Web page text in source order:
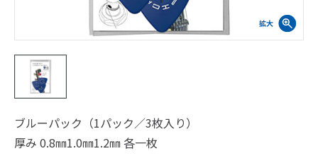
ブルーパック（1パック／3枚入り）
厚み 0.8㎜1.0㎜1.2㎜ 各一枚